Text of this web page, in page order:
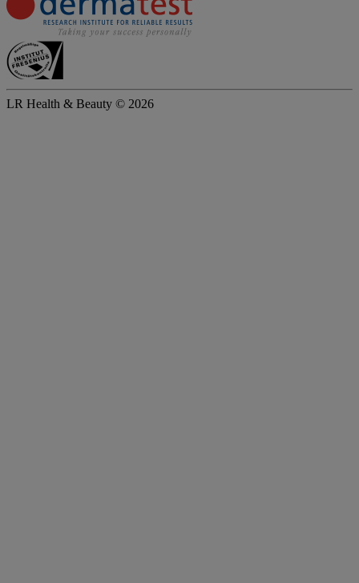
LR Health & Beauty © 2026